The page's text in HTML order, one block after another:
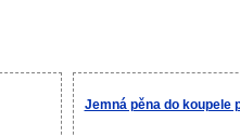
Jemná pěna do koupele